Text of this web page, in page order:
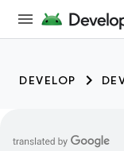
DEVELOP